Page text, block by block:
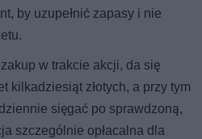
by uzupełnić zapasy i nie
w trakcie akcji, da się
kilkadziesiąt złotych, a przy tym
sięgać po sprawdzoną,
szczególnie opłacalna dla